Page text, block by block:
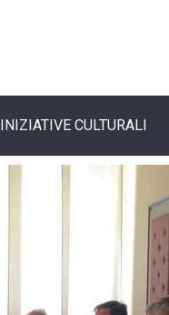
INIZIATIVE CULTURALI